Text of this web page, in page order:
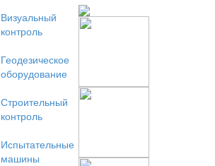
Визуальный
контроль
Геодезическое
оборудование
Строительный
контроль
Испытательные
машины